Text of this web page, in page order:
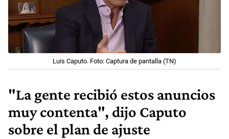
Luis Caputo. Foto: Captura de pantalla (TN)
"La gente recibió estos anuncios
muy contenta", dijo Caputo
sobre el plan de ajuste